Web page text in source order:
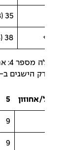
טבלה מספר
ב-50 מדינות (טומקינסון ושותפיו, 2016).
אחוזון 5
10
14
14